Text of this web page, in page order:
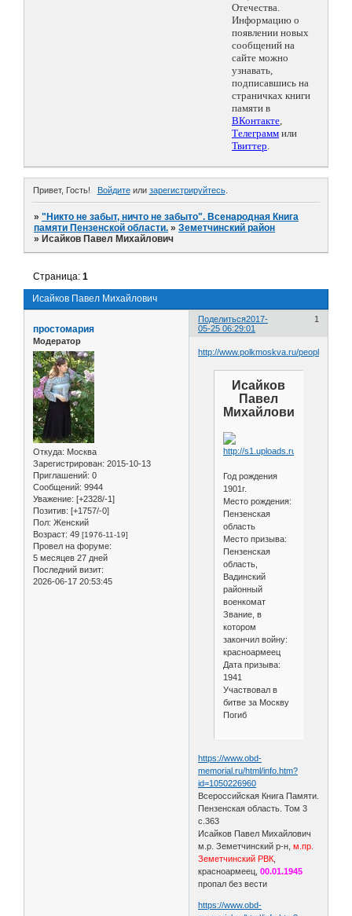
Отечества.
Информацию о
появлении новых
сообщений на
сайте можно
узнавать,
подписавшись на
страничках книги
памяти в
ВКонтакте,
Телеграмм или
Твиттер.
Привет, Гость! Войдитеили зарегистрируйтесь.
»"Никто не забыт, ничто не забыто". Всенародная Книга
памяти Пензенской области. »Земетчинский район
» Исайков Павел Михайлович
Исайков Павел Михайлович
Страница:1
Поделиться 1
2017-
05-25 06:29:01
простомария
Модератор
Откуда: Москва
Зарегистрирован: 2015-10-13
Приглашений: 0
Сообщений: 9944
Уважение: [+2328/-1]
Позитив: [+1757/-0]
Пол: Женский
Возраст: 49 [1976-11-19]
Провел на форуме:
5 месяцев 27 дней
Последний визит:
2026-06-17 20:53:45
http://www.polkmoskva.ru/people/
Исайков
Павел
Михайлович
Год рождения
1901г.
Меcто рождения:
Пензенская
область
Меcто призыва:
Пензенская
область,
Вадинский
районный
военкомат
Звание, в
котором
закончил войну:
красноармеец
Дата призыва:
1941
Участвовал в
битве за Москву
Погиб
https://www.obd-
memorial.ru/html/info.htm?
id=1050226960
Всероссийская Книга Памяти.
Пензенская область. Том 3
с.363
Исайков Павел Михайлович
м.р. Земетчинский р-н,м.пр.
Земетчинский РВК
красноармеец,00.01.1945
пропал без вести
https://www.obd-